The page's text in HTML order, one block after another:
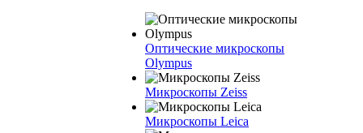
Оптические микроскопы
Olympus
Микроскопы Zeiss
Микроскопы Leica